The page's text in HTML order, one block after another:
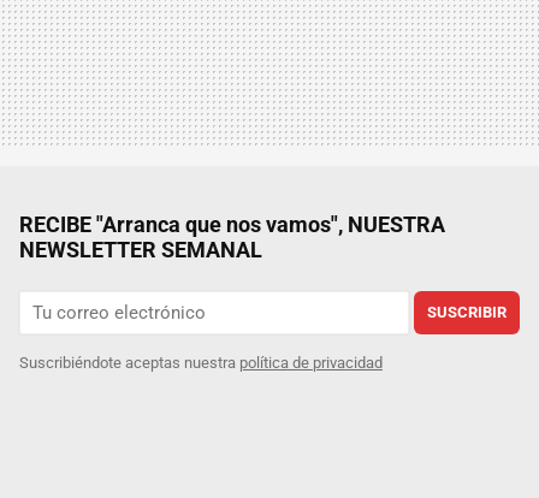
RECIBE "Arranca que nos vamos", NUESTRA
NEWSLETTER SEMANAL
SUSCRIBIR
Suscribiéndote aceptas nuestra política de privacidad